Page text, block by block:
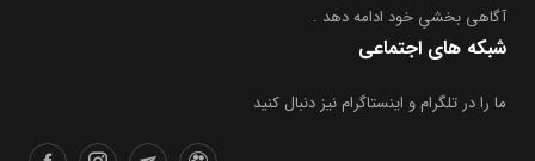
آگاهی بخشیِ خود ادامه دهد .
شبکه های اجتماعی
ما را در تلگرام و اینستاگرام نیز دنبال کنید